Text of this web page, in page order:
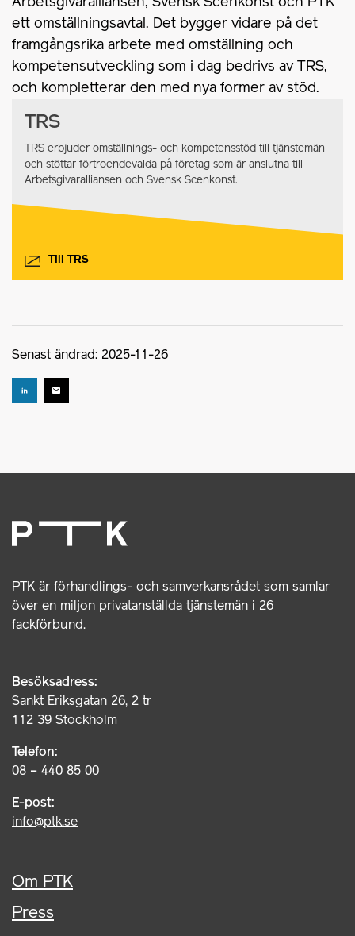
ett omställningsavtal. Det bygger vidare på det
framgångsrika arbete med omställning och
kompetensutveckling som i dag bedrivs av TRS,
och kompletterar den med nya former av stöd.
TRS
TRS erbjuder omställnings- och kompetensstöd till tjänstemän
och stöttar förtroendevalda på företag som är anslutna till
Arbetsgivaralliansen och Svensk Scenkonst.
Till TRS
Senast ändrad: 2025-11-26
PTK är förhandlings- och samverkansrådet som samlar
över en miljon privatanställda tjänstemän i 26
fackförbund.
Besöksadress:
Sankt Eriksgatan 26, 2 tr
112 39 Stockholm
Telefon:
08 – 440 85 00
E-post:
info@ptk.se
Om PTK
Press